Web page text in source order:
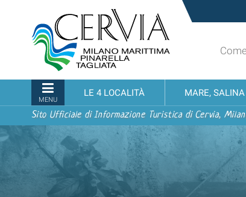
contenuti.
alla
navigazione
turistico
ufficiale
Cervia,
Milano
Marittima,
Pinarella,
Tagliata
MENU
LE 4 LOCALITÀ MARE,
Sito Ufficiale di Informazione Turistica di Cervia,